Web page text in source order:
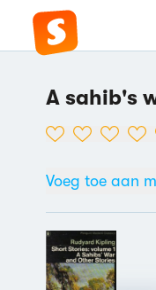
A sahib's
Voeg toe aan